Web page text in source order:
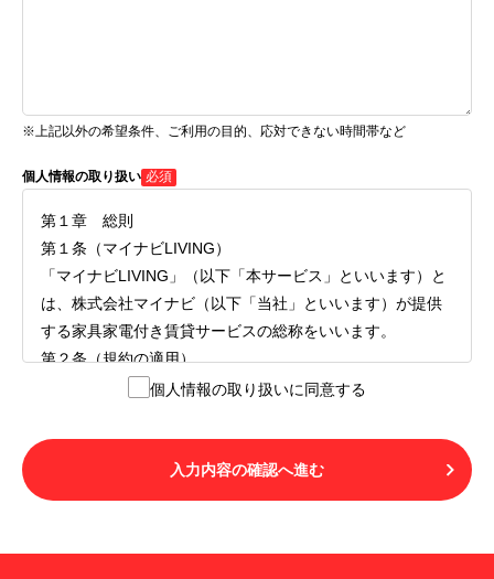
※上記以外の希望条件、ご利用の目的、応対できない時間帯など
個人情報の取り扱い 必須
第１章 総則
第１条（マイナビLIVING）
「マイナビLIVING」（以下「本サービス」といいます）と
は、株式会社マイナビ（以下「当社」といいます）が提供
する家具家電付き賃貸サービスの総称をいいます。
第２条（規約の適用）
１.本サービスを利用する者（以下「利用者」といいます）
LIVINGご契約にあたり取得する個人情報の取り扱いについ
て」の内容をすべて承諾したものとみなされます。不承諾
の意思表示は、本サービスを利用しないことをもってのみ
用することはできません。
個人情報の取り扱いに同意する
入力内容の確認へ進む